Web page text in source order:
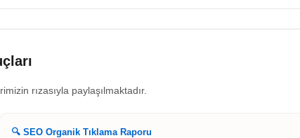
rızasıyla paylaşılmaktadır.
🔍 SEO Organik Tıklama Raporu